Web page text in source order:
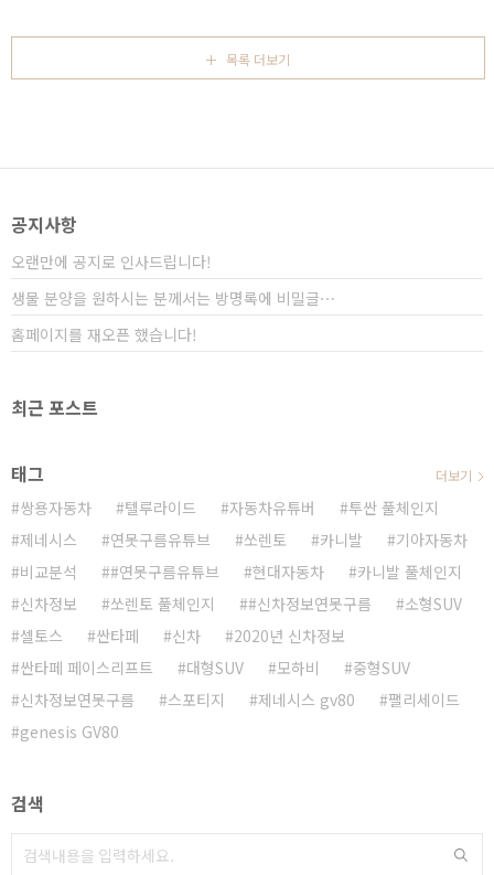
량을 리뷰해 달라고 요청하시는 분들이 늘어나고 있습니
다. 신차 특성상 제조사 입장에서는 정보를 노출하지 않
으려고 노력하고, 콘텐츠 제작자인 저는 민감하지 않는
유지하려고 하고 있습니다. # 영상으로 보시면 세부..
목록 더보기
공지사항
오랜만에 공지로 인사드립니다!
생물 분양을 원하시는 분께서는 방명록에 비밀글⋯
홈페이지를 재오픈 했습니다!
최근 포스트
태그
쌍용자동차 텔루라이드 자동차유튜버
투싼 풀체인지
제네시스
연못구름유튜브 쏘렌토 카니발
기아자동차
비교분석
#연못구름유튜브 현대자동차
카니발 풀체인지
신차정보
쏘렌토 풀체인지 #신차정보연못구름
소형SUV
셀토스
싼타페 신차
2020년 신차정보
싼타페 페이스리프트
대형SUV 모하비
중형SUV
신차정보연못구름
스포티지 제네시스 gv80
팰리세이드
genesis GV80
더보기
검색